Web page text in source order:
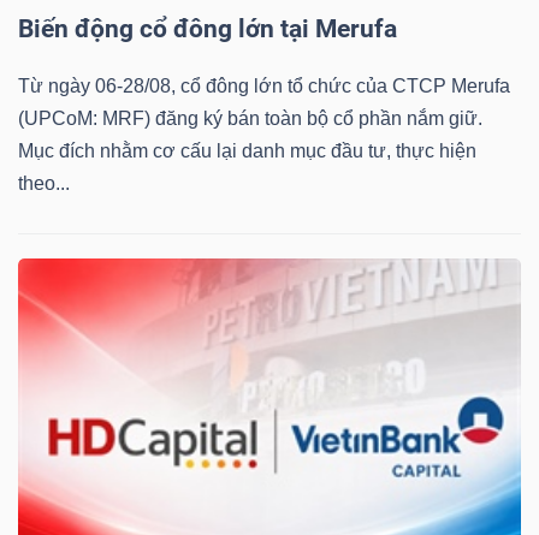
Biến động cổ đông lớn tại Merufa
Từ ngày 06-28/08, cổ đông lớn tổ chức của CTCP Merufa
(UPCoM: MRF) đăng ký bán toàn bộ cổ phần nắm giữ.
Mục đích nhằm cơ cấu lại danh mục đầu tư, thực hiện
theo...
Dịch
(-)
Đào
chính